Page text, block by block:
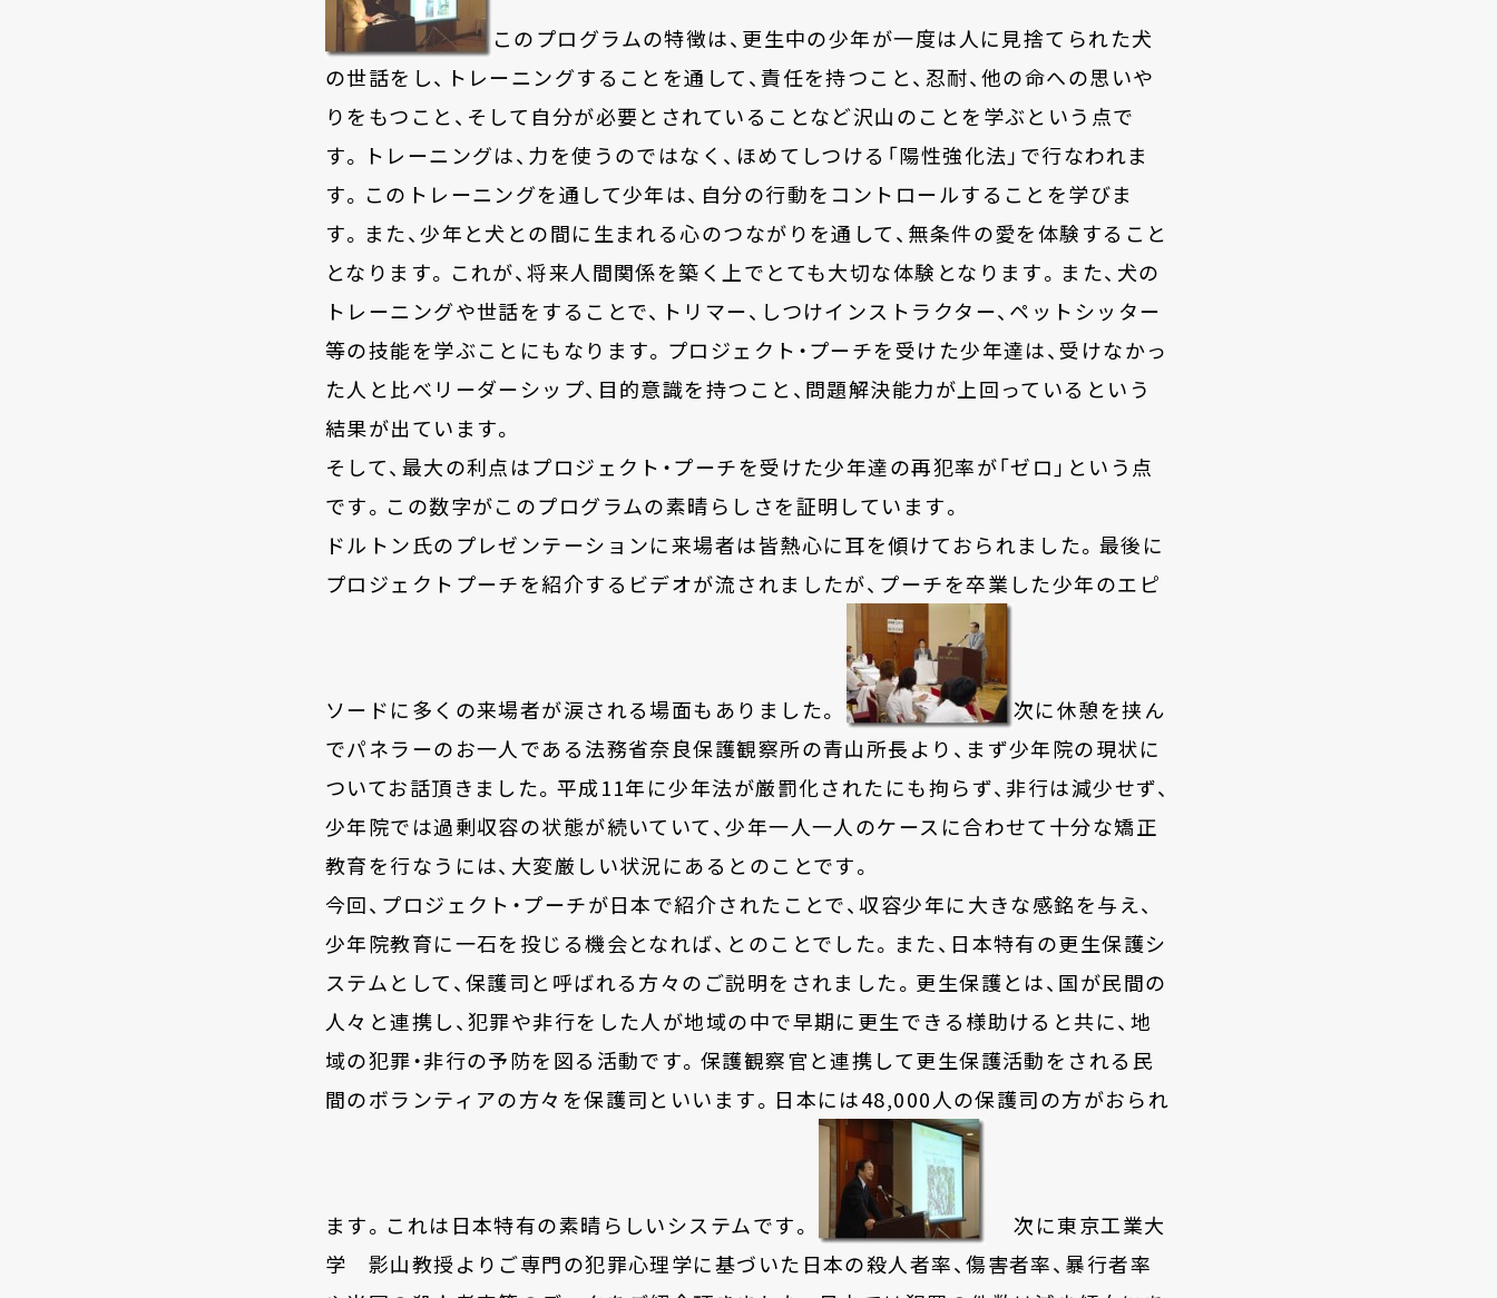
このプログラムの特徴は、更生中の少年が一度は人に見捨てられた犬
の世話をし、トレーニングすることを通して、責任を持つこと、忍耐、他の命への思いや
りをもつこと、そして自分が必要とされていることなど沢山のことを学ぶという点で
す。トレーニングは、力を使うのではなく、ほめてしつける「陽性強化法」で行なわれま
す。このトレーニングを通して少年は、自分の行動をコントロールすることを学びま
す。また、少年と犬との間に生まれる心のつながりを通して、無条件の愛を体験すること
となります。これが、将来人間関係を築く上でとても大切な体験となります。また、犬の
トレーニングや世話をすることで、トリマー、しつけインストラクター、ペットシッター
等の技能を学ぶことにもなります。プロジェクト・プーチを受けた少年達は、受けなかっ
た人と比べリーダーシップ、目的意識を持つこと、問題解決能力が上回っているという
結果が出ています。
そして、最大の利点はプロジェクト・プーチを受けた少年達の再犯率が「ゼロ」という点
です。この数字がこのプログラムの素晴らしさを証明しています。
ドルトン氏のプレゼンテーションに来場者は皆熱心に耳を傾けておられました。最後に
プロジェクトプーチを紹介するビデオが流されましたが、プーチを卒業した少年のエピ
ソードに多くの来場者が涙される場面もありました。
次に休憩を挟ん
でパネラーのお一人である法務省奈良保護観察所の青山所長より、まず少年院の現状に
ついてお話頂きました。平成11年に少年法が厳罰化されたにも拘らず、非行は減少せず、
少年院では過剰収容の状態が続いていて、少年一人一人のケースに合わせて十分な矯正
教育を行なうには、大変厳しい状況にあるとのことです。
今回、プロジェクト・プーチが日本で紹介されたことで、収容少年に大きな感銘を与え、
少年院教育に一石を投じる機会となれば、とのことでした。また、日本特有の更生保護シ
ステムとして、保護司と呼ばれる方々のご説明をされました。更生保護とは、国が民間の
人々と連携し、犯罪や非行をした人が地域の中で早期に更生できる様助けると共に、地
域の犯罪・非行の予防を図る活動です。保護観察官と連携して更生保護活動をされる民
間のボランティアの方々を保護司といいます。日本には48,000人の保護司の方がおられ
ます。これは日本特有の素晴らしいシステムです。
次に東京工業大
学 影山教授よりご専門の犯罪心理学に基づいた日本の殺人者率、傷害者率、暴行者率